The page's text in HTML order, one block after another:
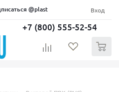
@plast Вход
+7 (800) 555-52-54